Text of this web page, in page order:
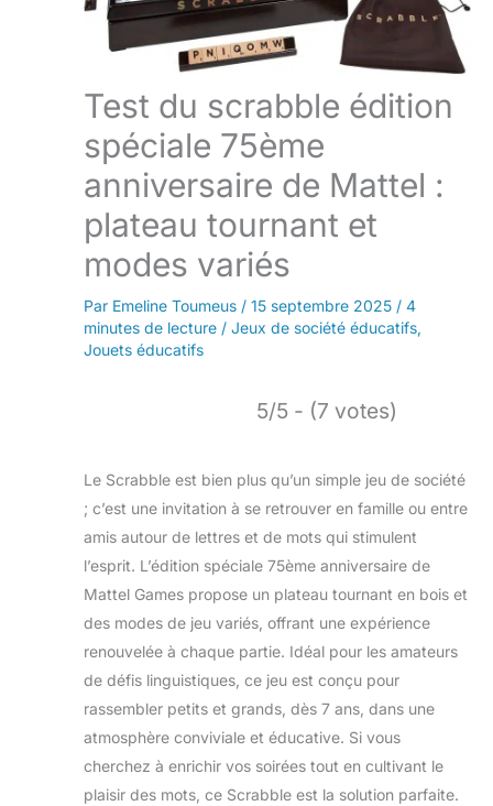
Test du scrabble édition
spéciale 75ème
anniversaire de Mattel :
plateau tournant et
modes variés
Par Emeline Toumeus / 15 septembre 2025 / 4
minutes de lecture / Jeux de société éducatifs,
Jouets éducatifs
5/5 - (7 votes)
Le Scrabble est bien plus qu’un simple jeu de société
; c’est une invitation à se retrouver en famille ou entre
amis autour de lettres et de mots qui stimulent
l’esprit. L’édition spéciale 75ème anniversaire de
Mattel Games propose un plateau tournant en bois et
des modes de jeu variés, offrant une expérience
renouvelée à chaque partie. Idéal pour les amateurs
de défis linguistiques, ce jeu est conçu pour
rassembler petits et grands, dès 7 ans, dans une
atmosphère conviviale et éducative. Si vous
cherchez à enrichir vos soirées tout en cultivant le
plaisir des mots, ce Scrabble est la solution parfaite.